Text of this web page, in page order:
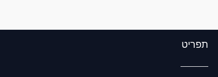
תפריט